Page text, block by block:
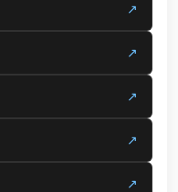
↗
↗
↗
↗
↗